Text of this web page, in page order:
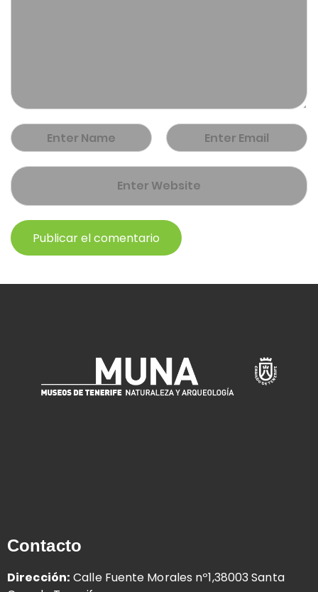
Contacto
Dirección: Calle Fuente Morales nº1,38003 Santa